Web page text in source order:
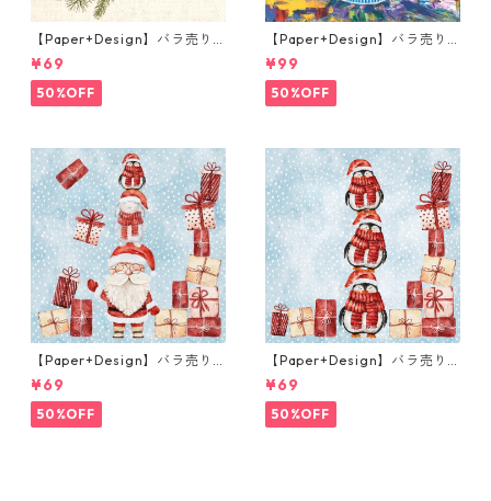
【Paper+Design】バラ売り2
枚 ランチサイズ ペーパーナプ
キン Robin Forest ベージュ
¥69
50%OFF
【Paper+Design】バラ売り2
枚 ランチサイズ ペーパーナプ
キン Portchie Art Mixed flo
wers in a blue vase ブルー
¥99
50%OFF
【Paper+Design】バラ売り2
枚 ランチサイズ ペーパーナプ
キン Santas helpers ライト
ブルー
¥69
50%OFF
【Paper+Design】バラ売り2
枚 カクテルサイズ ペーパーナ
プキン Santas helpers ライ
トブルー
¥69
50%OFF